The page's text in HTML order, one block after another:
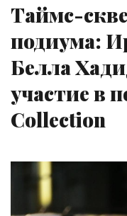
Таймс-
подиума:
Белла
участие в
Collection